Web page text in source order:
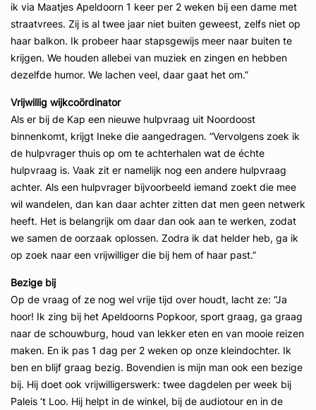
ik via Maatjes Apeldoorn 1 keer per 2 weken bij een dame met
straatvrees. Zij is al twee jaar niet buiten geweest, zelfs niet op
haar balkon. Ik probeer haar stapsgewijs meer naar buiten te
krijgen. We houden allebei van muziek en zingen en hebben
dezelfde humor. We lachen veel, daar gaat het om.”
Vrijwillig wijkcoördinator
Als er bij de Kap een nieuwe hulpvraag uit Noordoost
binnenkomt, krijgt Ineke die aangedragen. “Vervolgens zoek ik
de hulpvrager thuis op om te achterhalen wat de échte
hulpvraag is. Vaak zit er namelijk nog een andere hulpvraag
achter. Als een hulpvrager bijvoorbeeld iemand zoekt die mee
wil wandelen, dan kan daar achter zitten dat men geen netwerk
heeft. Het is belangrijk om daar dan ook aan te werken, zodat
we samen de oorzaak oplossen. Zodra ik dat helder heb, ga ik
op zoek naar een vrijwilliger die bij hem of haar past.”
Bezige bij
Op de vraag of ze nog wel vrije tijd over houdt, lacht ze: “Ja
hoor! Ik zing bij het Apeldoorns Popkoor, sport graag, ga graag
naar de schouwburg, houd van lekker eten en van mooie reizen
maken. En ik pas 1 dag per 2 weken op onze kleindochter. Ik
ben en blijf graag bezig. Bovendien is mijn man ook een bezige
bij. Hij doet ook vrijwilligerswerk: twee dagdelen per week bij
Paleis ‘t Loo. Hij helpt in de winkel, bij de audiotour en in de